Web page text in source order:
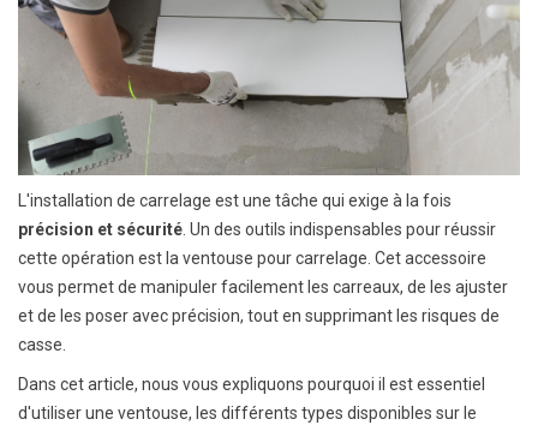
L'installation de carrelage est une tâche qui exige à la fois
précision et sécurité. Un des outils indispensables pour réussir
cette opération est la ventouse pour carrelage. Cet accessoire
vous permet de manipuler facilement les carreaux, de les ajuster
et de les poser avec précision, tout en supprimant les risques de
casse.
Dans cet article, nous vous expliquons pourquoi il est essentiel
d'utiliser une ventouse, les différents types disponibles sur le